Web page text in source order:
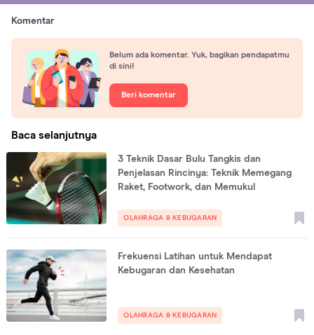
Komentar
Belum ada komentar. Yuk, bagikan pendapatmu
di sini!
Beri komentar
Baca selanjutnya
3 Teknik Dasar Bulu Tangkis dan
Penjelasan Rincinya: Teknik Memegang
Raket, Footwork, dan Memukul
OLAHRAGA & KEBUGARAN
Frekuensi Latihan untuk Mendapat
Kebugaran dan Kesehatan
OLAHRAGA & KEBUGARAN